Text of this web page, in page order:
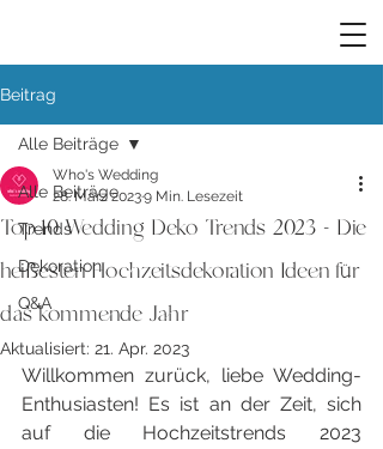
Beitrag
Alle Beiträge
Trends
Dekoration
Q&A
Alle Beiträge
Top 10 Wedding Deko Trends 2023 - Die
heißesten Hochzeitsdekoration Ideen für
das kommende Jahr
Who's Wedding
28. März 20239 Min. Lesezeit
Aktualisiert: 21. Apr. 2023
Willkommen zurück, liebe Wedding-
Enthusiasten! Es ist an der Zeit, sich
auf die Hochzeitstrends 2023